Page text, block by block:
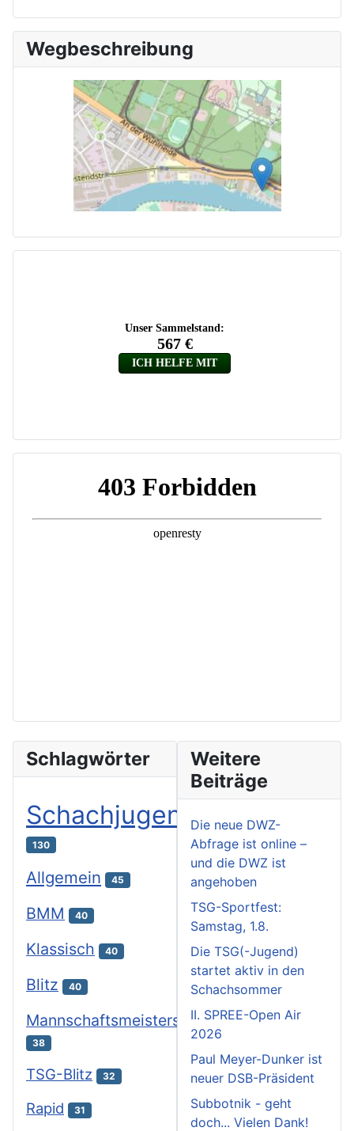
Wegbeschreibung
Schlagwörter
Schachjugend
130
Allgemein 45
BMM 40
Klassisch 40
Blitz 40
Mannschaftsmeisterschaften
38
TSG-Blitz 32
Rapid 31
Weitere
Beiträge
Die neue DWZ-
Abfrage ist online –
und die DWZ ist
angehoben
TSG-Sportfest:
Samstag, 1.8.
Die TSG(-Jugend)
startet aktiv in den
Schachsommer
II. SPREE-Open Air
2026
Paul Meyer-Dunker ist
neuer DSB-Präsident
Subbotnik - geht
doch... Vielen Dank!